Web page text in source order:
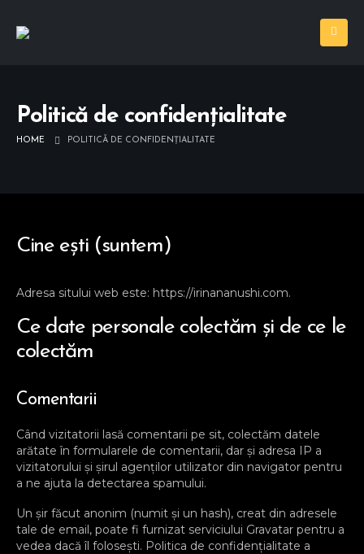
Politică de confidențialitate
HOME POLITICĂ DE CONFIDENȚIALITATE
Cine ești (suntem)
Adresa sitului web este: https://irinananushi.com.
Ce date personale colectăm și de ce le
colectăm
Comentarii
Când vizitatorii lasă comentarii pe sit, colectăm datele
arătate în formularele de comentarii, dar și adresa IP a
vizitatorului și șirul agenților utilizator din navigator pentru
a ne ajuta la detectarea spamului.
Un șir făcut anonim (numit și un hash), creat din adresele
tale de email, poate fi furnizat serviciului Gravatar pentru a
vedea dacă îl folosești. Politica de confidențialitate a